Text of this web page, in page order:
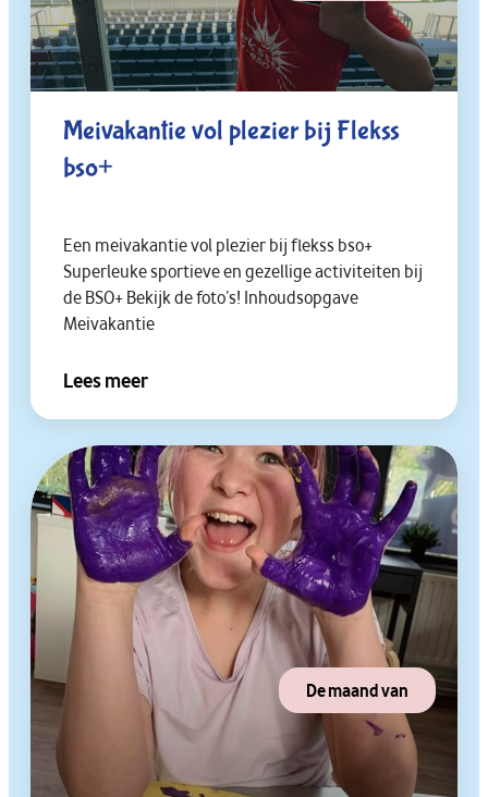
Meivakantie vol plezier bij Flekss
bso+
Een meivakantie vol plezier bij flekss bso+
Superleuke sportieve en gezellige activiteiten bij
de BSO+ Bekijk de foto’s! Inhoudsopgave
Meivakantie
Lees meer
De maand van